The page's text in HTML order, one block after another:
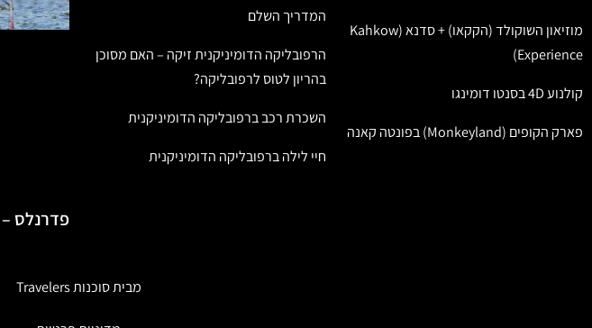
מוזיאון השוקולד (הקקאו) + סדנא (Kahkow
Experience)
קולנוע 4D בסנטו דומינגו
פארק הקופים (Monkeyland) בפונטה קאנה
המדריך השלם
הרפובליקה הדומיניקנית זיקה – האם מסוכן
בהריון לטוס לרפובליקה?
השכרת רכב ברפובליקה הדומיניקנית
חיי לילה ברפובליקה הדומיניקנית
פדרנלס – Pedernales
מבית סוכנות Travelers